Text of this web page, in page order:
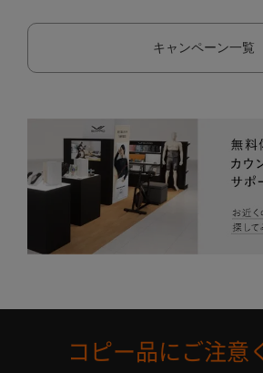
キャンペーン一覧
コピー品にご注意